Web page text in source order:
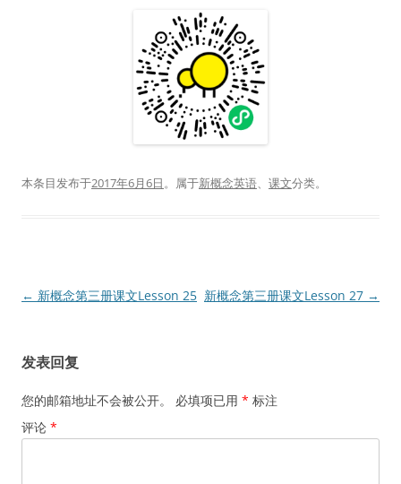
本条目发布于2017年6月6日。属于新概念英语、 课文分类。
文
航
← 新概念第三册课文Lesson 25 新概念第三册课文Lesson 27 →
发表回复
您的邮箱地址不会被公开。 必填项已用 * 标注
评论 *